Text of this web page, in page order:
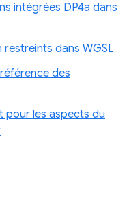
intégrées DP4a dans
dans WGSL
des
pour les aspects du